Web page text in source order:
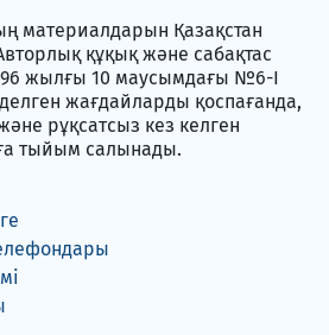
материалдарын Қазақстан
құқық және сабақтас
жылғы 10 маусымдағы №6-I
жағдайларды қоспағанда,
рұқсатсыз кез келген
тыйым салынады.